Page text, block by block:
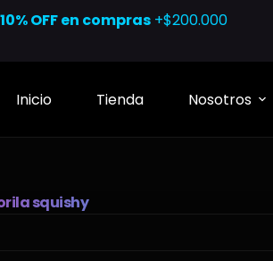
10% OFF en compras+$200.000
Inicio Tienda Nosotros
squishy